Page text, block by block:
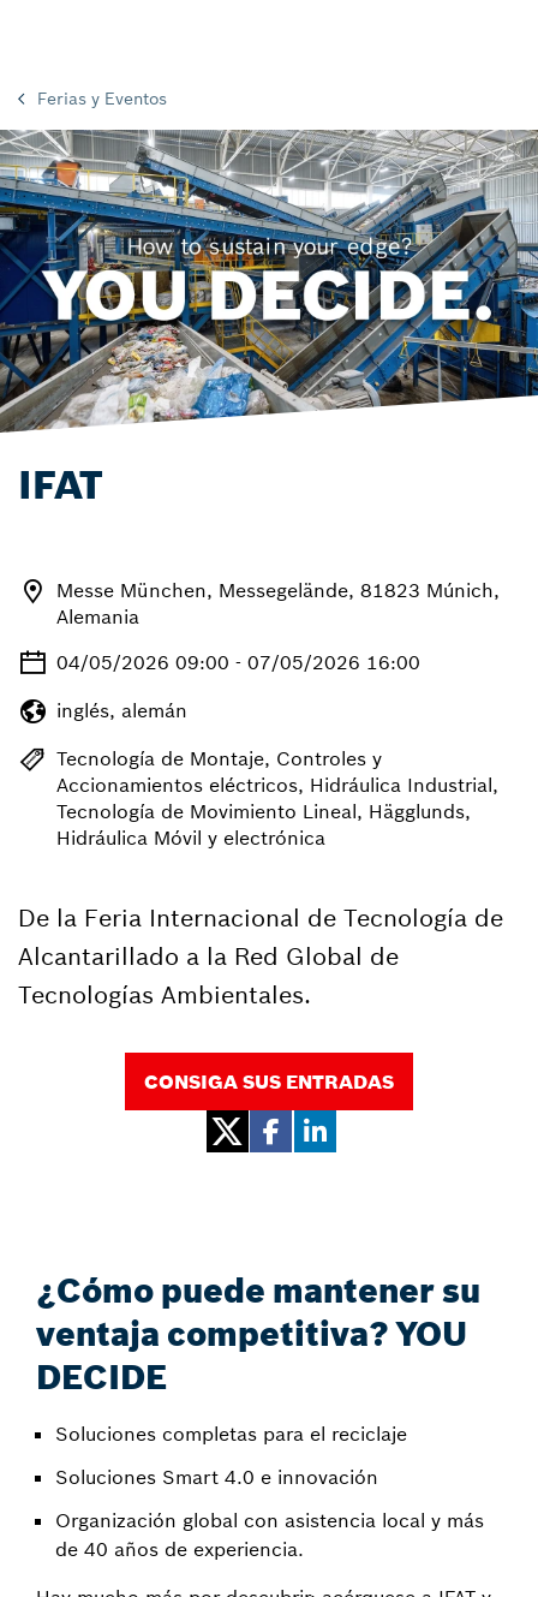
Ferias y Eventos
IFAT
Messe München, Messegelände, 81823 Múnich,
Alemania
04/05/2026 09:00 - 07/05/2026 16:00
inglés, alemán
Tecnología de Montaje, Controles y
Accionamientos eléctricos, Hidráulica Industrial,
Tecnología de Movimiento Lineal, Hägglunds,
Hidráulica Móvil y electrónica
De la Feria Internacional de Tecnología de
Alcantarillado a la Red Global de
Tecnologías Ambientales.
CONSIGA SUS ENTRADAS
¿Cómo puede mantener su
ventaja competitiva? YOU
DECIDE
Soluciones completas para el reciclaje
Soluciones Smart 4.0 e innovación
Organización global con asistencia local y más
de 40 años de experiencia.